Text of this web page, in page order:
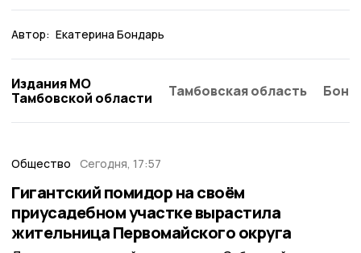
Автор: Екатерина Бондарь
Издания МО
Тамбовской области
Тамбовская область
Общество Сегодня, 17:57
Гигантский помидор на своём
приусадебном участке вырастила
жительница Первомайского округа